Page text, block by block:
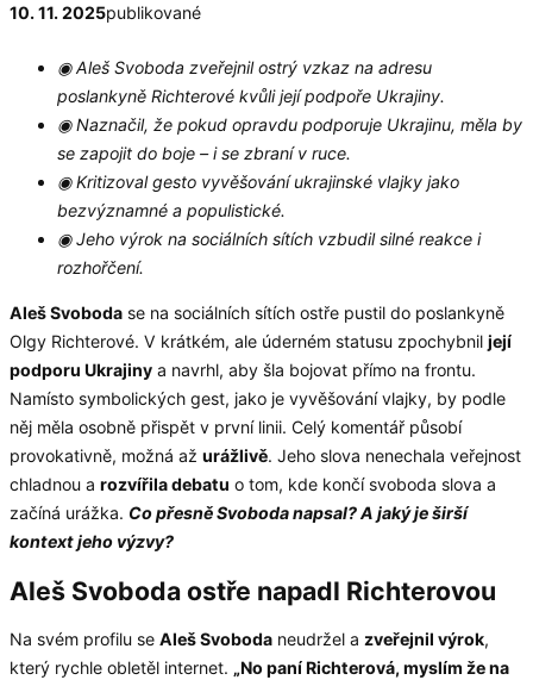
10. 11. 2025publikované
◉ Aleš Svoboda zveřejnil ostrý vzkaz na adresu
poslankyně Richterové kvůli její podpoře Ukrajiny.
◉ Naznačil, že pokud opravdu podporuje Ukrajinu, měla by
se zapojit do boje – i se zbraní v ruce.
◉ Kritizoval gesto vyvěšování ukrajinské vlajky jako
bezvýznamné a populistické.
◉ Jeho výrok na sociálních sítích vzbudil silné reakce i
rozhořčení.
Aleš Svoboda se na sociálních sítích ostře pustil do poslankyně
Olgy Richterové. V krátkém, ale úderném statusu zpochybnil její
podporu Ukrajiny a navrhl, aby šla bojovat přímo na frontu.
Namísto symbolických gest, jako je vyvěšování vlajky, by podle
něj měla osobně přispět v první linii. Celý komentář působí
provokativně, možná až urážlivě. Jeho slova nenechala veřejnost
chladnou a rozvířila debatu o tom, kde končí svoboda slova a
začíná urážka. Co přesně Svoboda napsal? A jaký je širší
kontext jeho výzvy?
Aleš Svoboda ostře napadl Richterovou
Na svém profilu se Aleš Svoboda neudržel a zveřejnil výrok,
který rychle obletěl internet. „No paní Richterová, myslím že na